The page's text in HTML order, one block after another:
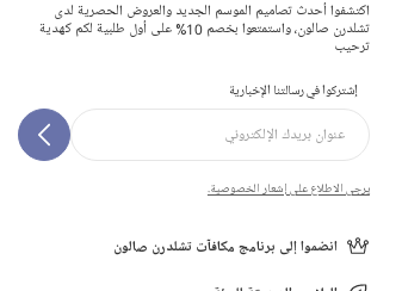
اكتشفوا أحدث تصاميم الموسم الجديد والعروض الحصرية لدى
تشلدرن صالون، واستمتعوا بخصم 10% على أول طلبية لكم كهدية
ترحيب
إشتركوا في رسالتنا الإخبارية
يرجى الاطلاع على إشعار الخصوصية.
انضموا إلى برنامج مكافآت تشلدرن صالون